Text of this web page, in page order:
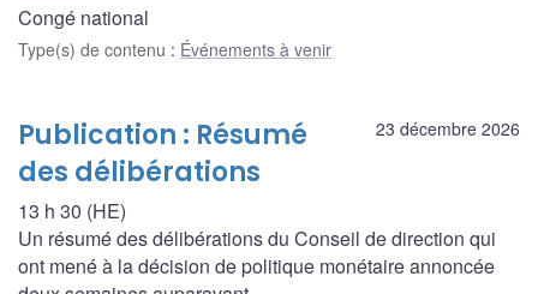
Congé national
Type(s) de contenu : Événements à venir
23 décembre 2026
Publication : Résumé
des délibérations
13 h 30 (HE)
Un résumé des délibérations du Conseil de direction qui
ont mené à la décision de politique monétaire annoncée